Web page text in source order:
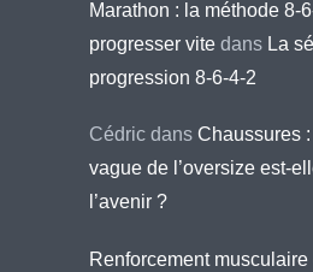
Marathon : la méthode 8-
progresser vite dans La
progression 8-6-4-2
Cédric dans Chaussures
vague de l’oversize est-
l’avenir ?
Renforcement